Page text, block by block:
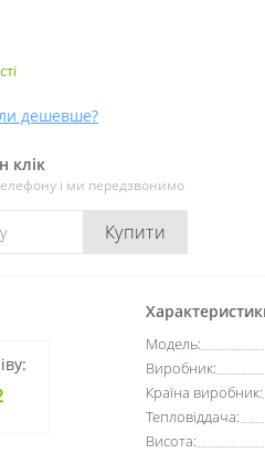
дешевше?
клік
і ми передзвонимо
Купити
Модель:
Виробник:
Країна виробник:
Тепловіддача:
Висота: